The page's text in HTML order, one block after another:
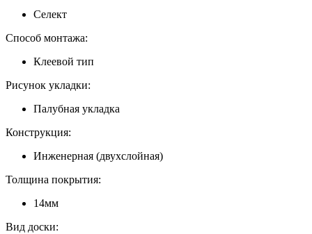
Селект
Способ монтажа:
Клеевой тип
Рисунок укладки:
Палубная укладка
Конструкция:
Инженерная (двухслойная)
Толщина покрытия:
14мм
Вид доски: